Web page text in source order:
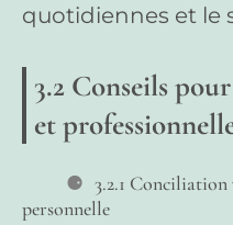
quotidiennes et le
3.2 Conseils
et
3.2.1
personnelle